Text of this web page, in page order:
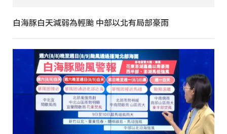
白海豚白天減弱為輕颱 中部以北有局部豪雨